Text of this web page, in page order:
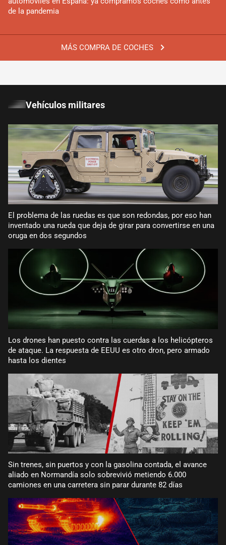
MÁS COMPRA DE COCHES
de la pandemia
Vehículos militares
El problema de las ruedas es que son redondas, por eso han
inventado una rueda que deja de girar para convertirse en una
oruga en dos segundos
Los drones han puesto contra las cuerdas a los helicópteros
de ataque. La respuesta de EEUU es otro dron, pero armado
hasta los dientes
Sin trenes, sin puertos y con la gasolina contada, el avance
aliado en Normandía solo sobrevivió metiendo 6.000
camiones en una carretera sin parar durante 82 días